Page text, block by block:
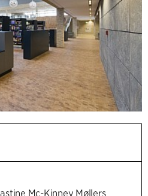
Mc-Kinney Møllers